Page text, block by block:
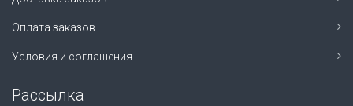
Оплата заказов
Условия и соглашения
Рассылка